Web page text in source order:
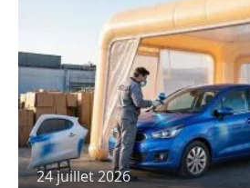
24 juillet 2026